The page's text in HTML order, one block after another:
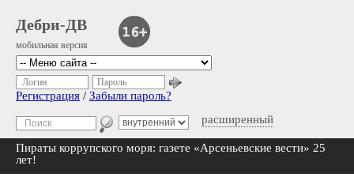
Дебри-ДВ
мобильная версия
расширенный
Логин Пароль
Регистрация / Забыли пароль?
Пираты коррупского моря: газете «Арсеньевские вести» 25
лет!